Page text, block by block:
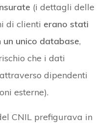
(i dettagli delle
di clienti erano stati
unico database,
che i dati
dipendenti
esterne).
CNIL prefigurava in